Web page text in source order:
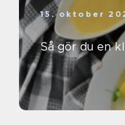
15. oktober
Så gör du en